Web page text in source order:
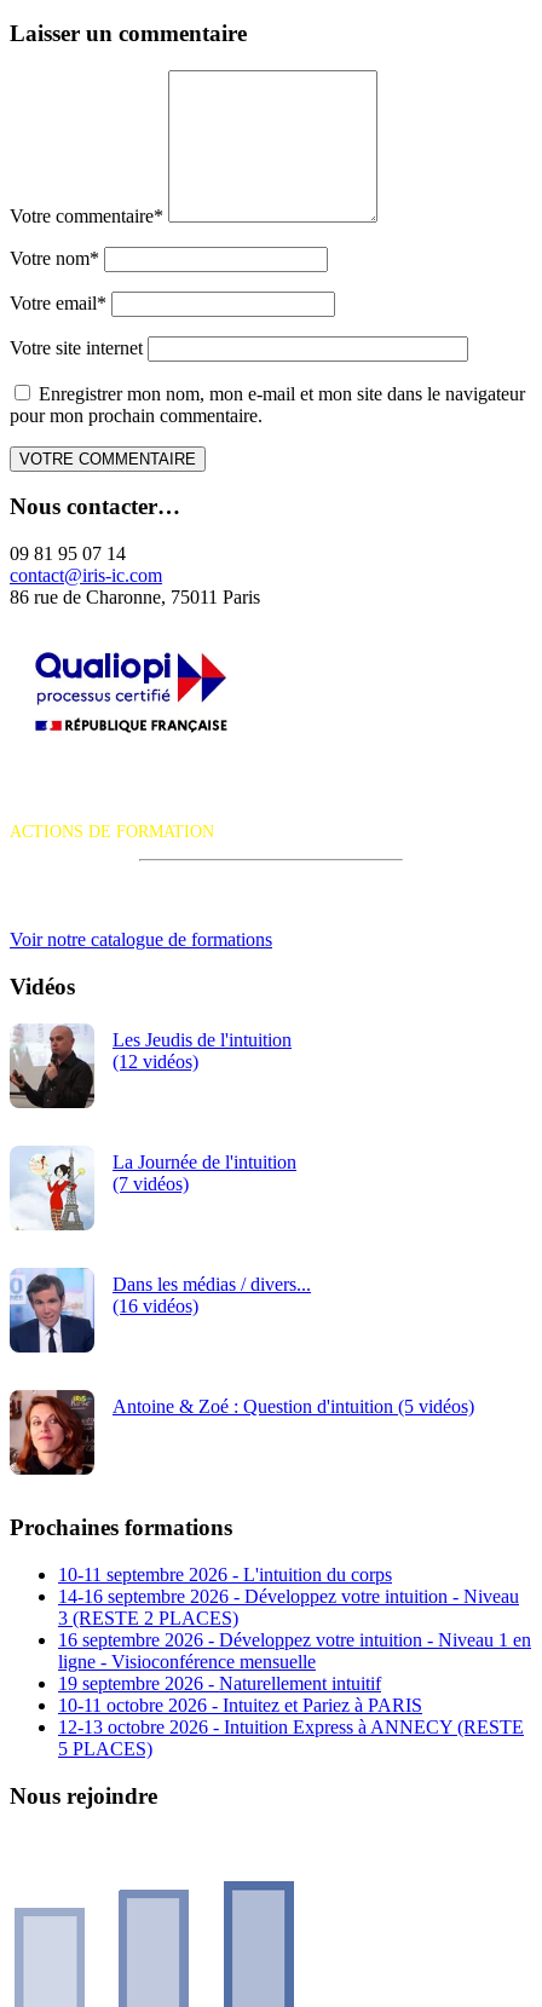
Laisser un commentaire
Votre commentaire*
Votre nom*
Votre email*
Votre site internet
Enregistrer mon nom, mon e-mail et mon site dans le navigateur
pour mon prochain commentaire.
Nous contacter…
09 81 95 07 14
contact@iris-ic.com
86 rue de Charonne, 75011 Paris
ACTIONS DE FORMATION
Voir notre catalogue de formations
Vidéos
Les Jeudis de l'intuition
(12 vidéos)
La Journée de l'intuition
(7 vidéos)
Dans les médias / divers...
(16 vidéos)
Antoine & Zoé : Question d'intuition (5 vidéos)
Prochaines formations
10-11 septembre 2026 - L'intuition du corps
14-16 septembre 2026 - Développez votre intuition - Niveau
3 (RESTE 2 PLACES)
16 septembre 2026 - Développez votre intuition - Niveau 1 en
ligne - Visioconférence mensuelle
19 septembre 2026 - Naturellement intuitif
10-11 octobre 2026 - Intuitez et Pariez à PARIS
12-13 octobre 2026 - Intuition Express à ANNECY (RESTE
5 PLACES)
Nous rejoindre